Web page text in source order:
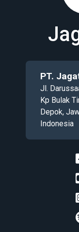
PT.
Jl.
Kp Bulak
Depok,
Indonesia